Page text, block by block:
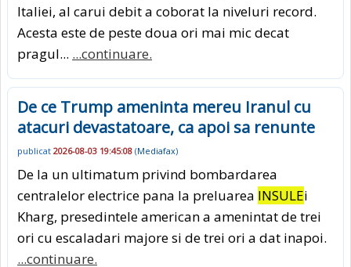
Italiei, al carui debit a coborat la niveluri record.
Acesta este de peste doua ori mai mic decat
pragul... ...continuare.
De ce Trump ameninta mereu Iranul cu
atacuri devastatoare, ca apoi sa renunte
publicat 2026-08-03 19:45:08 (Mediafax)
De la un ultimatum privind bombardarea
centralelor electrice pana la preluarea INSULEi
Kharg, presedintele american a amenintat de trei
ori cu escaladari majore si de trei ori a dat inapoi.
...continuare.